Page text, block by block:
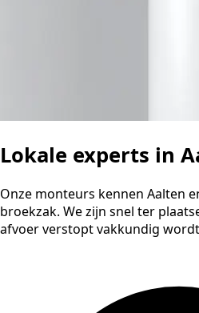
Lokale experts in
Onze monteurs kennen Aalten
broekzak. We zijn snel ter
afvoer verstopt vakkundig